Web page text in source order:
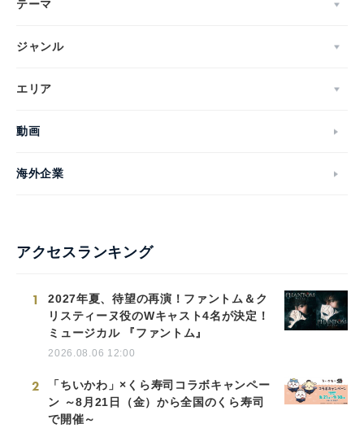
テーマ
ジャンル
エリア
動画
海外企業
アクセスランキング
1
2027年夏、待望の再演！ファントム＆ク
リスティーヌ役のWキャスト4名が決定！
ミュージカル 『ファントム』
2026.08.06 12:00
2
「ちいかわ」×くら寿司コラボキャンペー
ン ～8月21日（金）から全国のくら寿司
で開催～